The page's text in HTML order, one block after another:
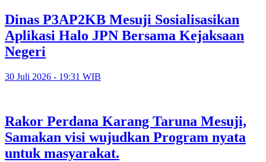
Dinas P3AP2KB Mesuji Sosialisasikan
Aplikasi Halo JPN Bersama Kejaksaan
Negeri
30 Juli 2026 - 19:31 WIB
Rakor Perdana Karang Taruna Mesuji,
Samakan visi wujudkan Program nyata
untuk masyarakat.